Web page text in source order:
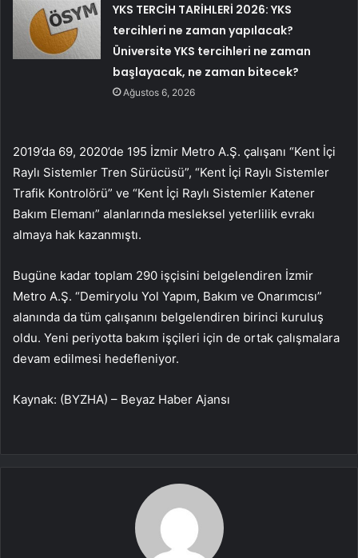
YKS TERCİH TARİHLERİ 2026: YKS
tercihleri ne zaman yapılacak?
Üniversite YKS tercihleri ne zaman
başlayacak, ne zaman bitecek?
Ağustos 6, 2026
2019’da 69, 2020’de 195 İzmir Metro A.Ş. çalışanı “Kent İçi
Raylı Sistemler Tren Sürücüsü”, “Kent İçi Raylı Sistemler
Trafik Kontrolörü” ve “Kent İçi Raylı Sistemler Katener
Bakım Elemanı” alanlarında mesleksel yeterlilik evrakı
almaya hak kazanmıştı.
Bugüne kadar toplam 290 işçisini belgelendiren İzmir
Metro A.Ş. “Demiryolu Yol Yapım, Bakım ve Onarımcısı”
alanında da tüm çalışanını belgelendiren birinci kuruluş
oldu. Yeni periyotta bakım işçileri için de ortak çalışmalara
devam edilmesi hedefleniyor.
Kaynak: (BYZHA) – Beyaz Haber Ajansı